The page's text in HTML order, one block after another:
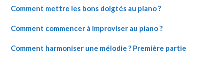
Comment mettre les bons doigtés au piano ?
Comment commencer à improviser au piano ?
Comment harmoniser une mélodie ? Première partie